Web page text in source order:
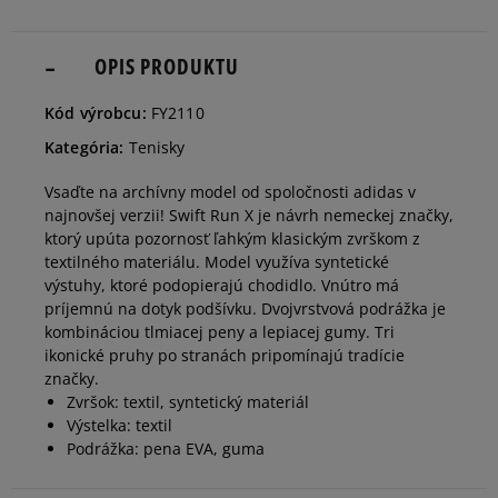
42 26,5 cm
43 1/3 27,5 cm Informovať o dostupnosti
44 28 cm Informovať o dostupnosti
44 2/3 28,5 cm Informovať o dostupnosti
45 1/3 29 cm Informovať o dostupnosti
OPIS PRODUKTU
Kód výrobcu: FY2110
Kategória: Tenisky
Vsaďte na archívny model od spoločnosti adidas v
najnovšej verzii! Swift Run X je návrh nemeckej značky,
ktorý upúta pozornosť ľahkým klasickým zvrškom z
textilného materiálu. Model využíva syntetické
výstuhy, ktoré podopierajú chodidlo. Vnútro má
príjemnú na dotyk podšívku. Dvojvrstvová podrážka je
kombináciou tlmiacej peny a lepiacej gumy. Tri
ikonické pruhy po stranách pripomínajú tradície
značky.
Zvršok: textil, syntetický materiál
Výstelka: textil
Podrážka: pena EVA, guma